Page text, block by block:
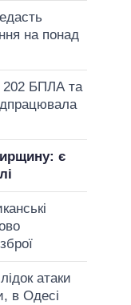
на понад
202 БПЛА та
є
атаки
в Одесі